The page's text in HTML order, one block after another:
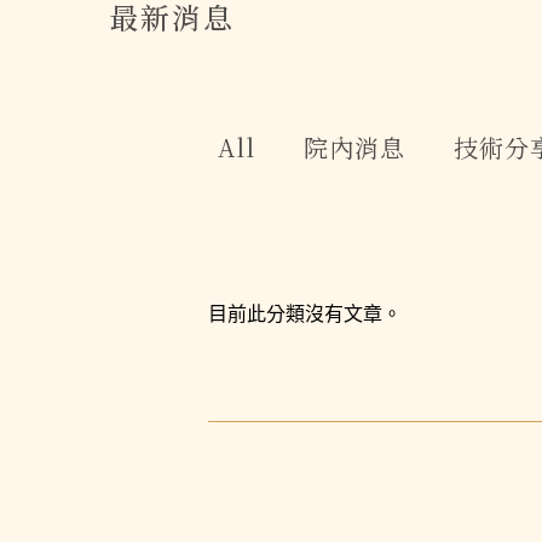
最新消息
All 院內消息 技術分
目前此分類沒有文章。